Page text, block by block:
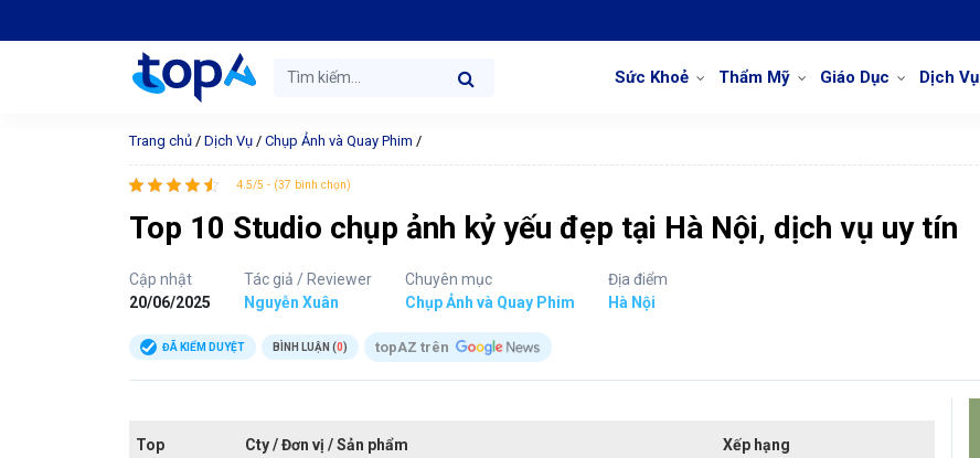
Sức Khoẻ Thẩm Mỹ Giáo Dục Dịch Vụ
Trang chủ / Dịch Vụ / Chụp Ảnh và Quay Phim /
4.5/5 - (37 bình chọn)
Top 10 Studio chụp ảnh kỷ yếu đẹp tại Hà Nội, dịch vụ uy tín
Cập nhật
20/06/2025
Tác giả / Reviewer
Nguyễn Xuân
Chuyên mục
Chụp Ảnh và Quay Phim
Địa điểm
Hà Nội
ĐÃ KIỂM DUYỆT BÌNH LUẬN (0) topAZ trên
Top Cty / Đơn vị / Sản phẩm Xếp hạng